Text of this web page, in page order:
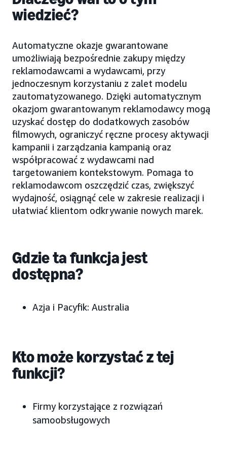
wiedzieć?
Automatyczne okazje gwarantowane
umożliwiają bezpośrednie zakupy między
reklamodawcami a wydawcami, przy
jednoczesnym korzystaniu z zalet modelu
zautomatyzowanego. Dzięki automatycznym
okazjom gwarantowanym reklamodawcy mogą
uzyskać dostęp do dodatkowych zasobów
filmowych, ograniczyć ręczne procesy aktywacji
kampanii i zarządzania kampanią oraz
współpracować z wydawcami nad
targetowaniem kontekstowym. Pomaga to
reklamodawcom oszczędzić czas, zwiększyć
wydajność, osiągnąć cele w zakresie realizacji i
ułatwiać klientom odkrywanie nowych marek.
Gdzie ta funkcja jest
dostępna?
Azja i Pacyfik: Australia
Kto może korzystać z tej
funkcji?
Firmy korzystające z rozwiązań
samoobsługowych